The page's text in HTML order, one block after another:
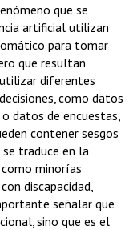
que se
artificial utilizan
para tomar
que resultan
diferentes
como datos
datos de encuestas,
contener sesgos
traduce en la
minorías
discapacidad,
señalar que
sino que es el